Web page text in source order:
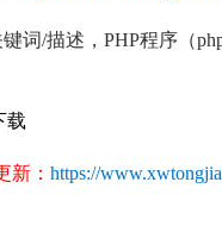
词/描述，PHP程序（
载
新： https://